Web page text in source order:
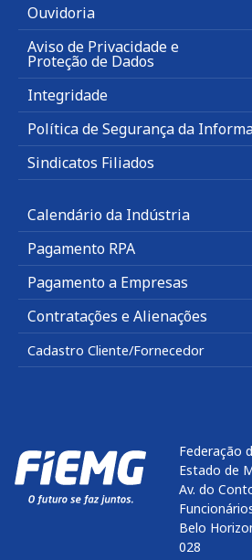
Ouvidoria
Aviso de Privacidade e
Proteção de Dados
Integridade
Política de Segurança da
Sindicatos Filiados
Calendário da Indústria
Pagamento RPA
Pagamento a Empresas
Contratações e Alienações
Cadastro Cliente/Fornecedor
Federação
Estado de
Av. do
Belo
028